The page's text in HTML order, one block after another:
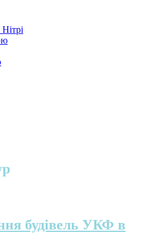
Hiтрi
будівель УКФ в